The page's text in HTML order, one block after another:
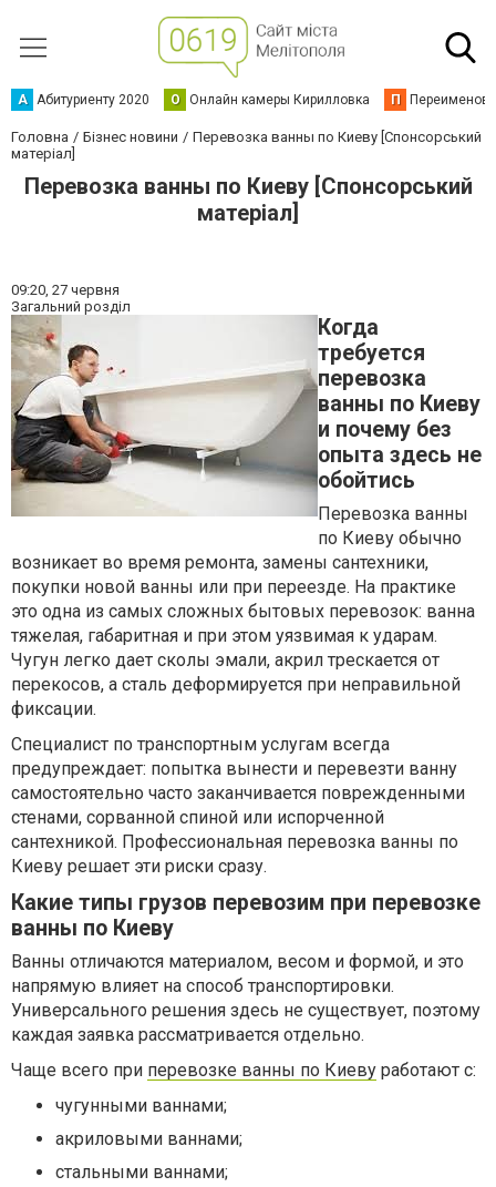
А Абитуриенту 2020 О Онлайн камеры Кирилловка П
Головна Бізнес новини
Перевозка ванны по Киеву [Спонсорський
матеріал]
Перевозка ванны по Киеву [Спонсорський
матеріал]
09:20, 27 червня
Загальний розділ
Когда
требуется
перевозка
ванны по Киеву
и почему без
опыта здесь не
обойтись
Перевозка ванны
по Киеву обычно
возникает во время ремонта, замены сантехники,
покупки новой ванны или при переезде. На практике
это одна из самых сложных бытовых перевозок: ванна
тяжелая, габаритная и при этом уязвимая к ударам.
Чугун легко дает сколы эмали, акрил трескается от
перекосов, а сталь деформируется при неправильной
фиксации.
Специалист по транспортным услугам всегда
предупреждает: попытка вынести и перевезти ванну
самостоятельно часто заканчивается поврежденными
стенами, сорванной спиной или испорченной
сантехникой. Профессиональная перевозка ванны по
Киеву решает эти риски сразу.
Какие типы грузов перевозим при перевозке
ванны по Киеву
Ванны отличаются материалом, весом и формой, и это
напрямую влияет на способ транспортировки.
Универсального решения здесь не существует, поэтому
каждая заявка рассматривается отдельно.
Чаще всего при перевозке ванны по Киеву работают с:
чугунными ваннами;
акриловыми ваннами;
стальными ваннами;